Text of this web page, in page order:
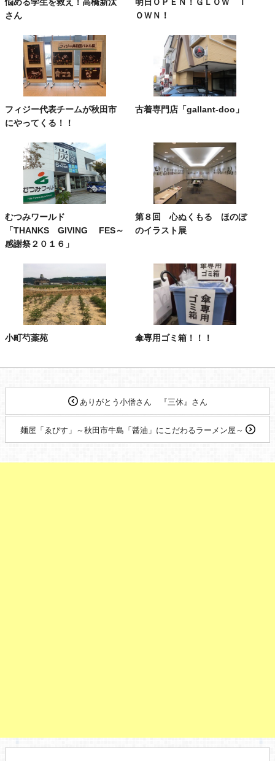
さん
ＯＷＮ！
フィジー代表チームが秋田市
にやってくる！！
古着専門店「gallant-doo」
むつみワールド
「THANKS GIVING FES～
感謝祭２０１６」
第８回 心ぬくもる ほのぼ
のイラスト展
小町芍薬苑 傘専用ゴミ箱！！！
ありがとう小僧さん 『三休』さん
麺屋「ゑびす」～秋田市牛島「醤油」にこだわるラーメン屋～